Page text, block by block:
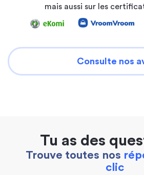
mais aussi sur les
Consulte nos
Tu as des
Trouve toutes nos
clic